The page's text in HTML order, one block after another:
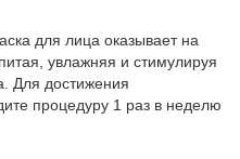
для лица оказывает на
увлажняя и стимулируя
Для достижения
процедуру 1 раз в неделю